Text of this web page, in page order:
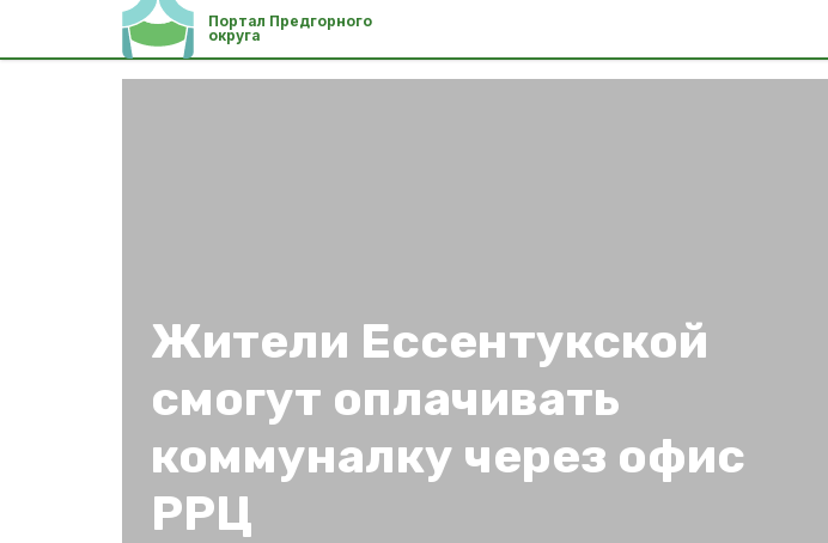
Портал Предгорного
округа
Жители Ессентукской
смогут оплачивать
коммуналку через офис
РРЦ